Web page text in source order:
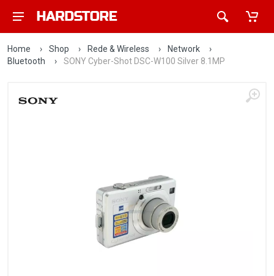
Home › Shop › Rede & Wireless › Network
›
Bluetooth
› SONY Cyber-Shot DSC-W100 Silver 8.1MP